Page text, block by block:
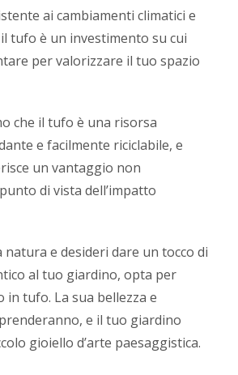
ai cambiamenti climatici e
tufo è un investimento su cui
per valorizzare il tuo spazio
che il tufo è una risorsa
e facilmente riciclabile, e
un vantaggio non
di vista dell’impatto
natura e desideri dare un tocco di
al tuo giardino, opta per
in tufo. La sua bellezza e
e il tuo giardino
gioiello d’arte paesaggistica.